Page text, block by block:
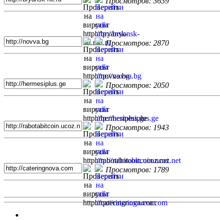
Просмотров: 2870
Просмотров: 2050
Просмотров: 1943
Просмотров: 1789